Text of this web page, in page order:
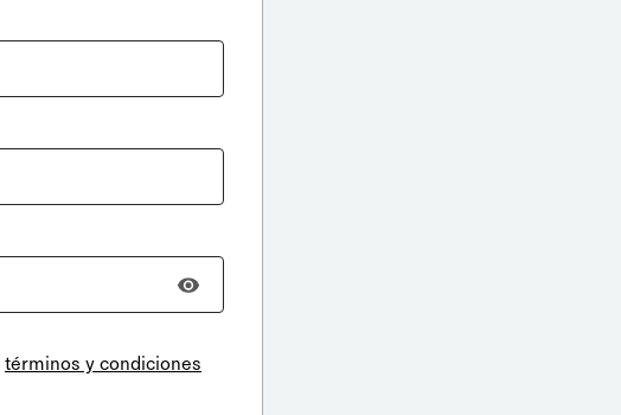
términos y condiciones